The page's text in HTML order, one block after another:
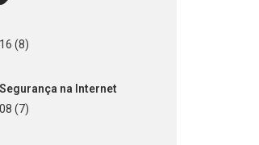
(8)
na Internet
(7)